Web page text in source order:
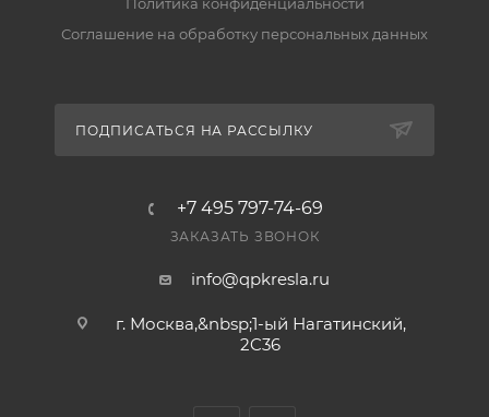
Соглашение на обработку персональных данных
ПОДПИСАТЬСЯ НА РАССЫЛКУ
+7 495 797-74-69
ЗАКАЗАТЬ ЗВОНОК
info@qpkresla.ru
г. Москва,&nbsp;1-ый Нагатинский,
2C36